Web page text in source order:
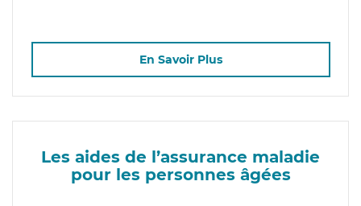
En Savoir Plus
Les aides de l’assurance maladie
pour les personnes âgées